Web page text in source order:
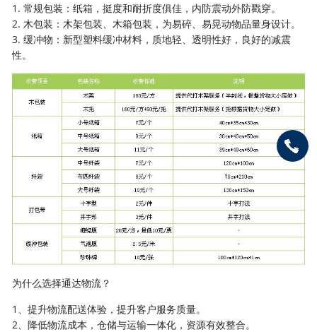
1. 常规包装：纸箱，挺度和耐折度俱佳，内防震动外防戳穿。
2. 木包装：木架包装、木箱包装，为易碎、易晃动物品量身设计。
3. 缓冲物：新型塑料缓冲材料，质地轻、透明性好，良好的减震
性。
为什么选择通达物流？
1、提升物流配送体验，提升客户服务质量。
2、降低物流成本，仓储与运输一体化，资源有效整合。